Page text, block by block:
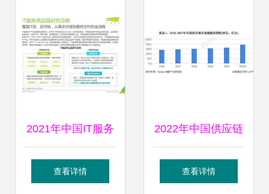
2021年中国IT服务
供应链数字化升级
查看详情
2022年中国供应链
管理服务行业市场
查看详情